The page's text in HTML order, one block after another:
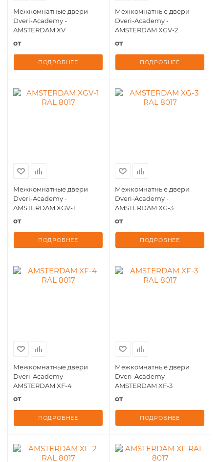
Межкомнатные двери
Dveri-Academy -
AMSTERDAM XV
от
ПОДРОБНЕЕ
Межкомнатные двери
Dveri-Academy -
AMSTERDAM XGV-2
от
ПОДРОБНЕЕ
Межкомнатные двери
Dveri-Academy -
AMSTERDAM XGV-1
от
ПОДРОБНЕЕ
Межкомнатные двери
Dveri-Academy -
AMSTERDAM XG-3
от
ПОДРОБНЕЕ
Межкомнатные двери
Dveri-Academy -
AMSTERDAM XF-4
от
ПОДРОБНЕЕ
Межкомнатные двери
Dveri-Academy -
AMSTERDAM XF-3
от
ПОДРОБНЕЕ